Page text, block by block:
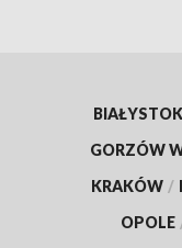
BIAŁYSTOK
GORZÓW
KRAKÓW /
OPOLE